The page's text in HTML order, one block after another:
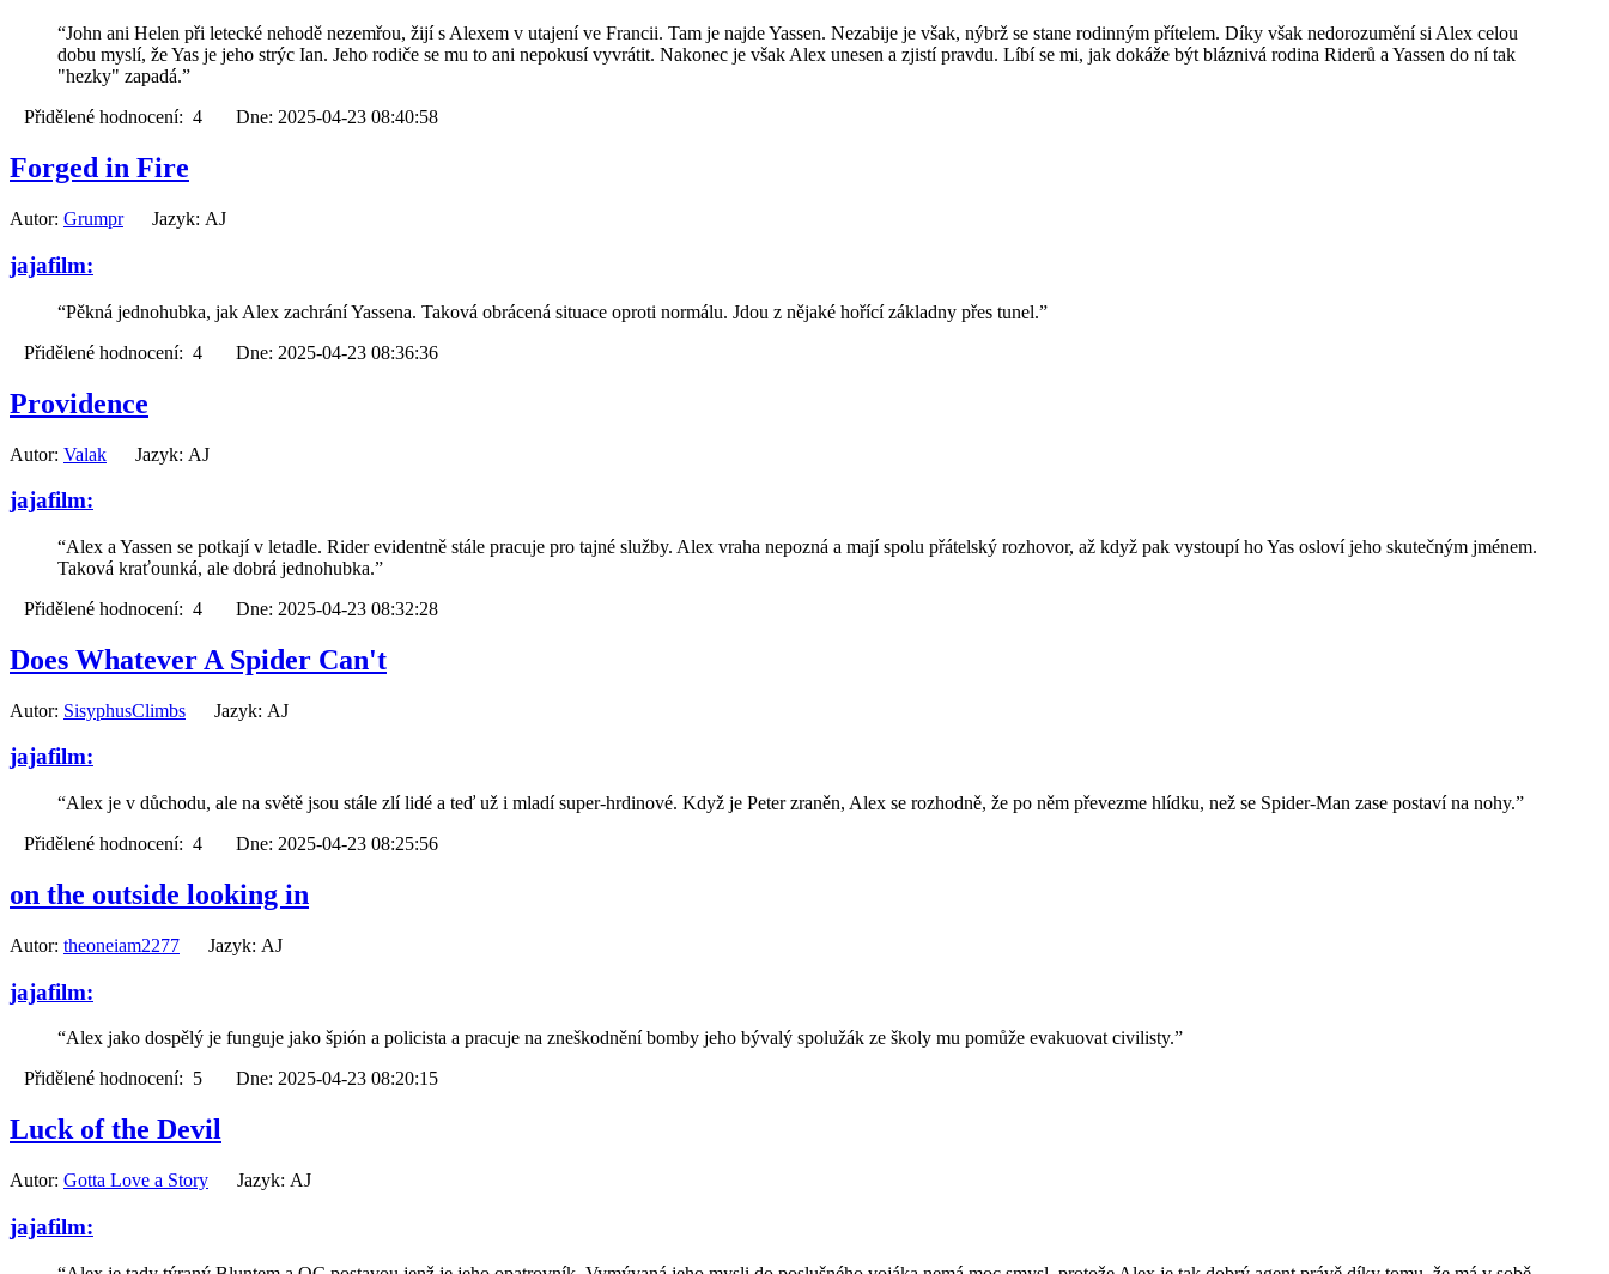
“John ani Helen při letecké nehodě nezemřou, žijí s Alexem v utajení ve Francii. Tam je najde Yassen. Nezabije je však, nýbrž se stane rodinným přítelem. Díky však nedorozumění si Alex celou
dobu myslí, že Yas je jeho strýc Ian. Jeho rodiče se mu to ani nepokusí vyvrátit. Nakonec je však Alex unesen a zjistí pravdu. Líbí se mi, jak dokáže být bláznivá rodina Riderů a Yassen do ní tak
"hezky" zapadá.”
Přidělené hodnocení: 4 Dne: 2025-04-23 08:40:58
Forged in Fire
Autor: GrumprJazyk: AJ
jajafilm:
“Pěkná jednohubka, jak Alex zachrání Yassena. Taková obrácená situace oproti normálu. Jdou z nějaké hořící základny přes tunel.”
Přidělené hodnocení: 4 Dne: 2025-04-23 08:36:36
Providence
Autor: Valak Jazyk: AJ
jajafilm:
“Alex a Yassen se potkají v letadle. Rider evidentně stále pracuje pro tajné služby. Alex vraha nepozná a mají spolu přátelský rozhovor, až když pak vystoupí ho Yas osloví jeho skutečným jménem.
Taková kraťounká, ale dobrá jednohubka.”
Přidělené hodnocení: 4 Dne: 2025-04-23 08:32:28
Does Whatever A Spider Can't
Autor: SisyphusClimbs Jazyk: AJ
jajafilm:
“Alex je v důchodu, ale na světě jsou stále zlí lidé a teď už i mladí super-hrdinové. Když je Peter zraněn, Alex se rozhodně, že po něm převezme hlídku, než se Spider-Man zase postaví na nohy.”
Přidělené hodnocení: 4 Dne: 2025-04-23 08:25:56
on the outside looking in
Autor: theoneiam2277 Jazyk: AJ
jajafilm:
“Alex jako dospělý je funguje jako špión a policista a pracuje na zneškodnění bomby jeho bývalý spolužák ze školy mu pomůže evakuovat civilisty.”
Přidělené hodnocení: 5 Dne: 2025-04-23 08:20:15
Luck of the Devil
Autor: Gotta Love a Story Jazyk: AJ
jajafilm: